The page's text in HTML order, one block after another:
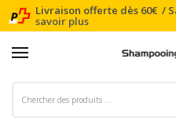
Livraison offerte dès 60€ /
savoir plus